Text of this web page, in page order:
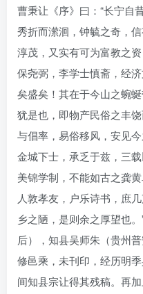
曹秉让《序》曰：“长宁自
秀折而潆洄，钟毓之奇，
淳茂，又实有可为富教之
保尧弼，李学士慎斋，经
矣盛矣！其在于今山之蜿
犹是也，即物产民俗之丰
与倡率，易俗移风，安见
金城下士，承乏于兹，三
美锦学制，不能如古之龚
人敦孝友，户乐诗书，庶
乡之陋，是则余之厚望也
后），知县吴师朱（贵州
修邑乘，未刊印，经历明
间知县宗让得其残稿。再